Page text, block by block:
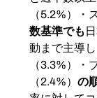
（5.2%）・
数基準でも
動まで主導
（3.3%）・
（2.4%） の